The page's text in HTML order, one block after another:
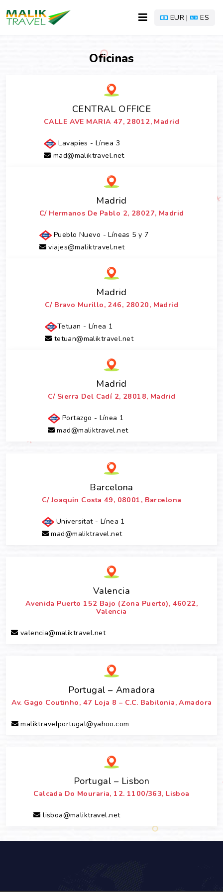
EUR | ES
Oficinas
CENTRAL OFFICE
CALLE AVE MARIA 47, 28012, Madrid
Lavapies - Línea 3
mad@maliktravel.net
Madrid
C/ Hermanos De Pablo 2, 28027, Madrid
Pueblo Nuevo - Líneas 5 y 7
viajes@maliktravel.net
Madrid
C/ Bravo Murillo, 246, 28020, Madrid
Tetuan - Línea 1
tetuan@maliktravel.net
Madrid
C/ Sierra Del Cadí 2, 28018, Madrid
Portazgo - Línea 1
mad@maliktravel.net
Barcelona
C/ Joaquin Costa 49, 08001, Barcelona
Universitat - Línea 1
mad@maliktravel.net
Valencia
Avenida Puerto 152 Bajo (Zona Puerto), 46022,
Valencia
valencia@maliktravel.net
Portugal – Amadora
Av. Gago Coutinho, 47 Loja 8 – C.C. Babilonia, Amadora
maliktravelportugal@yahoo.com
Portugal – Lisbon
Calcada Do Mouraria, 12. 1100/363, Lisboa
lisboa@maliktravel.net